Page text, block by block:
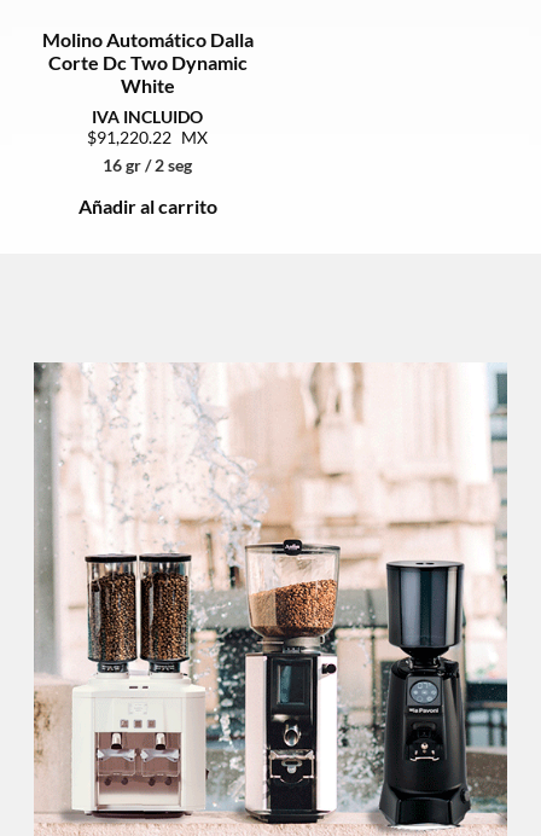
Molino Automático Dalla
Corte Dc Two Dynamic
White
91,220.22
16 gr / 2 seg
Añadir al carrito